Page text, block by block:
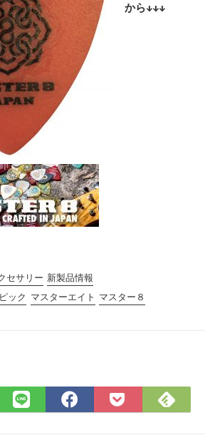
から↓↓↓
セサリー 新製品情報
ピック マスターエイト マスター８
LINE
で
Facebook
で
Pocket
に
で